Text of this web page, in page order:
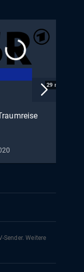
29 min
Sender. Weitere